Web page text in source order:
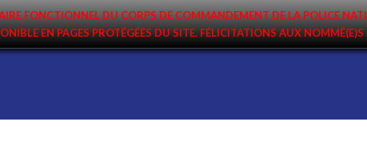
FONCTIONNEL DU CORPS DE COMMANDEMENT DE LA POLICE
EN PAGES PROTÉGÉES DU SITE. FÉLICITATIONS AUX NOMMÉ(E)S